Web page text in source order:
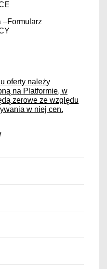
–Formularz
oferty należy
na Platformie, w
zerowe ze względu
w niej cen.